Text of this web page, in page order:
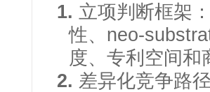
1. 立项判断框架
性、neo-
度、专利空间和
2. 差异化竞争路